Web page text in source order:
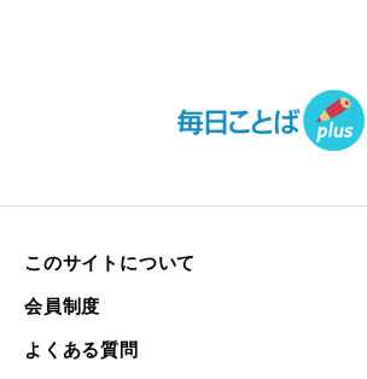
このサイトについて
会員制度
よくある質問